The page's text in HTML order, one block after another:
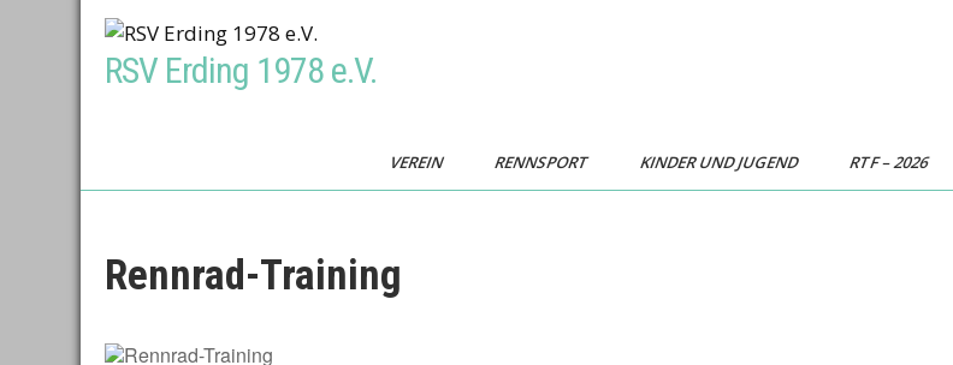
RSV Erding 1978 e.V.
VEREIN RENNSPORT KINDER UND JUGEND RTF – 2026
Rennrad-Training